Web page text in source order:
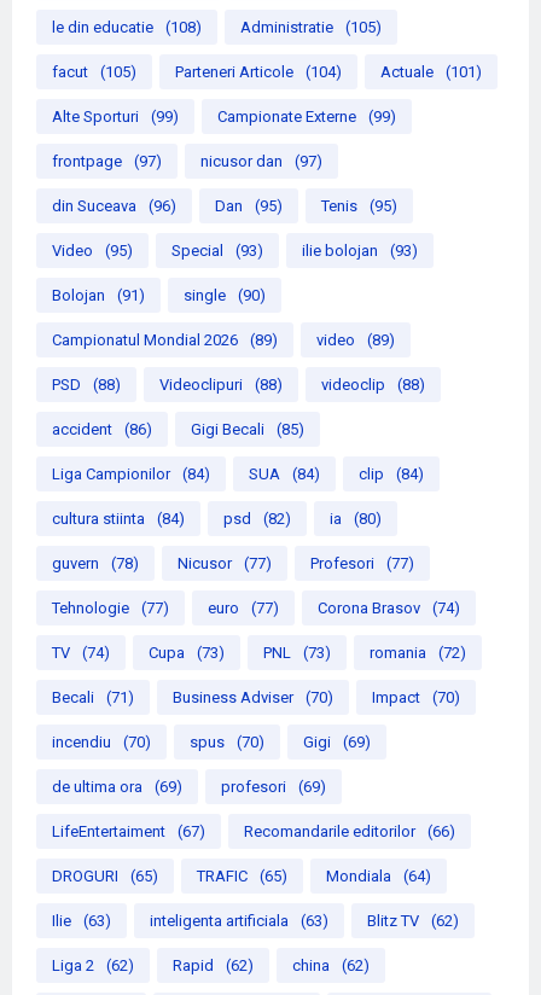
le din educatie (108) Administratie (105)
facut (105) Parteneri Articole (104) Actuale (101)
Alte Sporturi (99) Campionate Externe (99)
frontpage (97) nicusor dan (97)
din Suceava (96) Dan (95) Tenis (95)
Video (95) Special (93) ilie bolojan (93)
Bolojan (91) single (90)
Campionatul Mondial 2026 (89) video (89)
PSD (88) Videoclipuri (88) videoclip (88)
accident (86) Gigi Becali (85)
Liga Campionilor (84) SUA (84) clip (84)
cultura stiinta (84) psd (82) ia (80)
guvern (78) Nicusor (77) Profesori (77)
Tehnologie (77) euro (77) Corona Brasov (74)
TV (74) Cupa (73) PNL (73) romania (72)
Becali (71) Business Adviser (70) Impact (70)
incendiu (70) spus (70) Gigi (69)
de ultima ora (69) profesori (69)
LifeEntertaiment (67) Recomandarile editorilor (66)
DROGURI (65) TRAFIC (65) Mondiala (64)
Ilie (63) inteligenta artificiala (63) Blitz TV (62)
Liga 2 (62) Rapid (62) china (62)